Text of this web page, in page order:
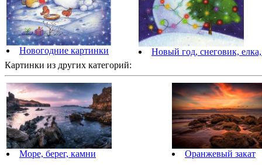
Новогодние картинки
Новый год, снеговик,
Картинки из других категорий:
Море, берег, камни Оранжевый закат